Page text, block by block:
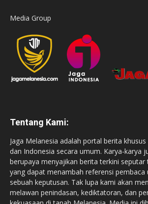
Media Group
Tentang Kami:
Jaga Melanesia adalah portal berita
dan Indonesia secara umum. Karya-karya
berupaya menyajikan berita terkini seputar
yang dapat menambah referensi
sebuah keputusan. Tak lupa kami akan
melawan penindasan, kediktatoran, dan